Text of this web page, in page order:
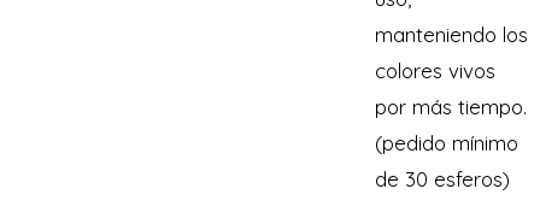
manteniendo los
colores vivos
por más tiempo.
(pedido mínimo
de 30 esferos)